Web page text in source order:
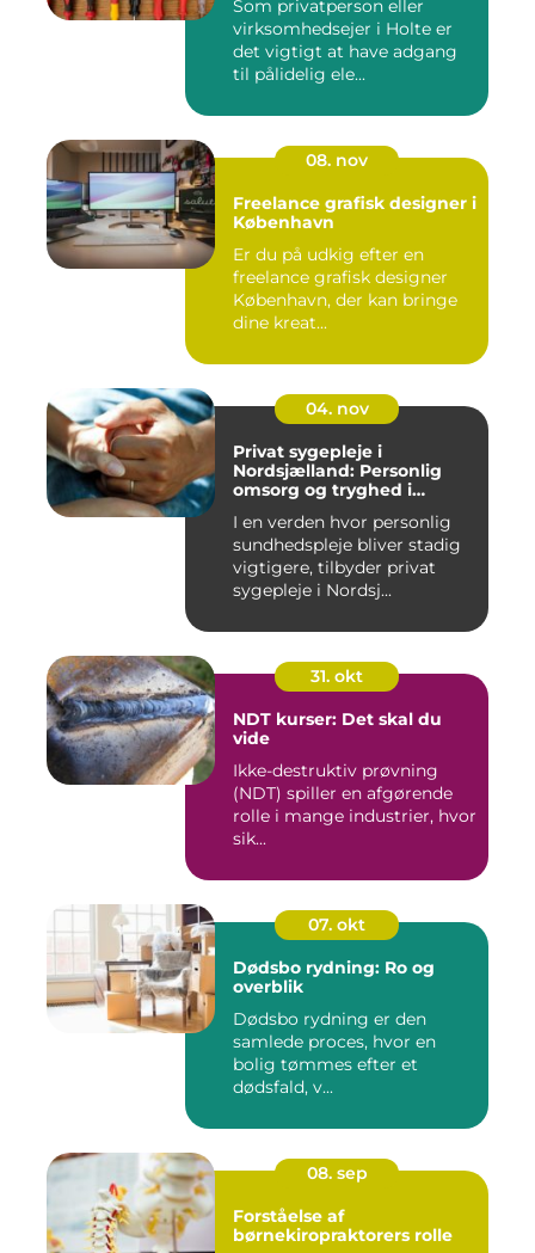
Som privatperson eller
virksomhedsejer i Holte er
det vigtigt at have adgang
til pålidelig ele...
08. nov
Freelance grafisk designer i
København
Er du på udkig efter en
freelance grafisk designer
København, der kan bringe
dine kreat...
04. nov
Privat sygepleje i
Nordsjælland: Personlig
omsorg og tryghed i
I en verden hvor personlig
sundhedspleje bliver stadig
vigtigere, tilbyder privat
sygepleje i Nordsj...
31. okt
NDT kurser: Det skal du
vide
Ikke-destruktiv prøvning
(NDT) spiller en afgørende
rolle i mange industrier, hvor
sik...
07. okt
Dødsbo rydning: Ro og
overblik
Dødsbo rydning er den
samlede proces, hvor en
bolig tømmes efter et
dødsfald, v...
08. sep
Forståelse af
børnekiropraktorers rolle